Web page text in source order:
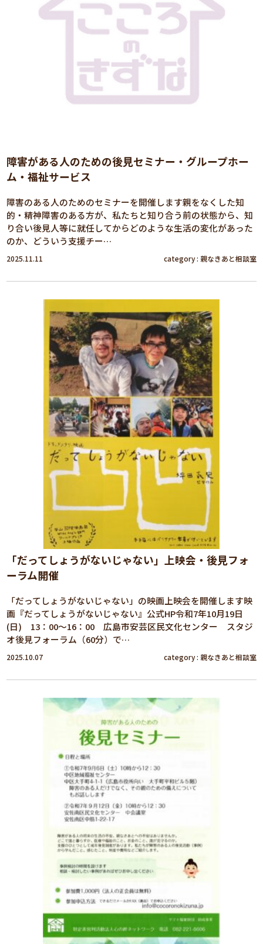
障害がある人のための後見セミナー・グループホー
ム・福祉サービス
障害のある人のためのセミナーを開催します親をなくした知
的・精神障害のある方が、私たちと知り合う前の状態から、知
り合い後見人等に就任してからどのような生活の変化があった
のか、どういう支援チー…
2025.11.11 category : 親なきあと相談室
「だってしょうがないじゃない」上映会・後見フォ
ーラム開催
「だってしょうがないじゃない」の映画上映会を開催します映
画『だってしょうがないじゃない』公式HP令和7年10月19日
(日) 13：00～16：00 広島市安芸区民文化センター スタジ
オ後見フォーラム（60分）で…
2025.10.07 category : 親なきあと相談室